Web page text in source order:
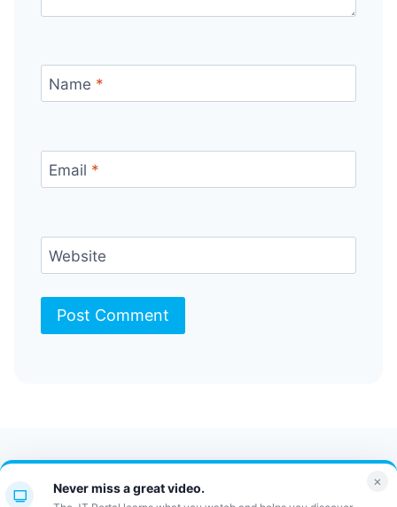
Name *
Email *
Website
Contact Us FAQ
Bulletin
JT Portal
×
Never miss a great video.